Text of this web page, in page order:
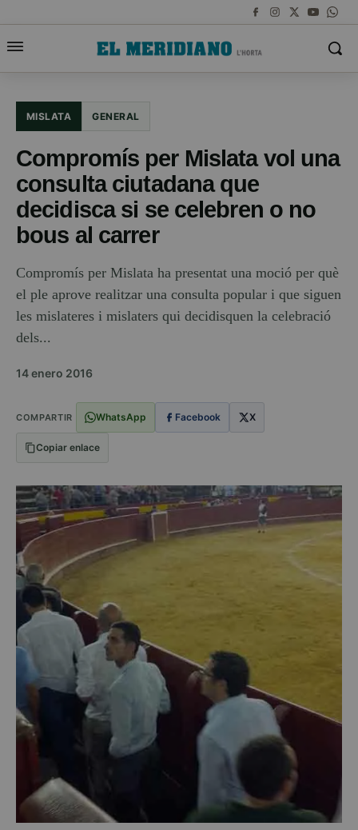
MISLATA GENERAL
Compromís per Mislata vol una
consulta ciutadana que
decidisca si se celebren o no
bous al carrer
Compromís per Mislata ha presentat una moció per què
el ple aprove realitzar una consulta popular i que siguen
les mislateres i mislaters qui decidisquen la celebració
dels...
14 enero 2016
COMPARTIR WhatsApp Facebook X
Copiar enlace